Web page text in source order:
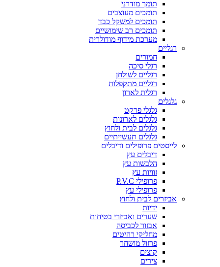
תומך מודרני
תומכים מעוצבים
תומכים למשקל כבד
תומכים רב שימושיים
מערכת מידוף מודולרית
רגליים
חמורים
רגלי סיכה
רגליים לשולחן
רגליים מתקפלות
רגלית לארון
גלגלים
גלגלי פרקט
גלגלים לארונות
גלגלים לבית ולחוץ
גלגלים תעשייתיים
לייסטים פרופילים ודיבלים
דיבלים עץ
הלבשות עץ
זוויות עץ
פרופילי P.V.C
פרופילי עץ
אביזרים לבית ולחוץ
ידיות
שערים ואביזרי בטיחות
אבזור לכביסה
מחליקי רהיטים
פרזול מושחר
קוצים
צירים